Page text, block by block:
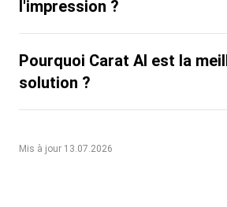
l'impression ?
Pourquoi Carat AI est la
solution ?
Mis à jour 13.07.2026